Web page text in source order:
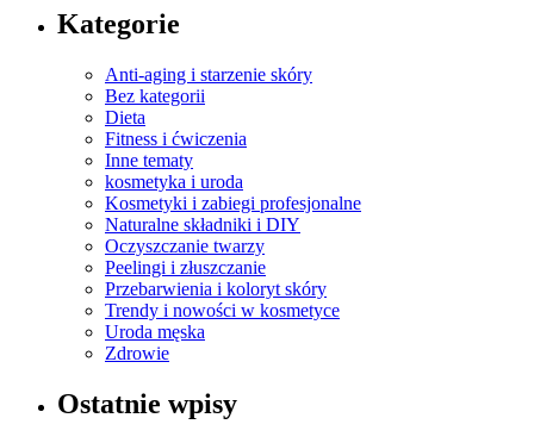
Kategorie
Anti-aging i starzenie skóry
Bez kategorii
Dieta
Fitness i ćwiczenia
Inne tematy
kosmetyka i uroda
Kosmetyki i zabiegi profesjonalne
Naturalne składniki i DIY
Oczyszczanie twarzy
Peelingi i złuszczanie
Przebarwienia i koloryt skóry
Trendy i nowości w kosmetyce
Uroda męska
Zdrowie
Ostatnie wpisy